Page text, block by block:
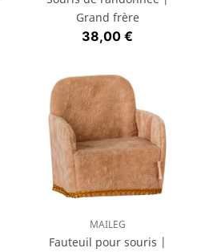
Grand frère
Prix
38,00 €
MAILEG
Fauteuil pour souris |